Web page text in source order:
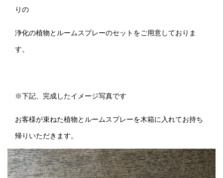
りの
浄化の植物とルームスプレーのセットをご用意しておりま
す。
※下記、完成したイメージ写真です
お客様が束ねた植物とルームスプレーを木箱に入れてお持ち
帰りいただきます。